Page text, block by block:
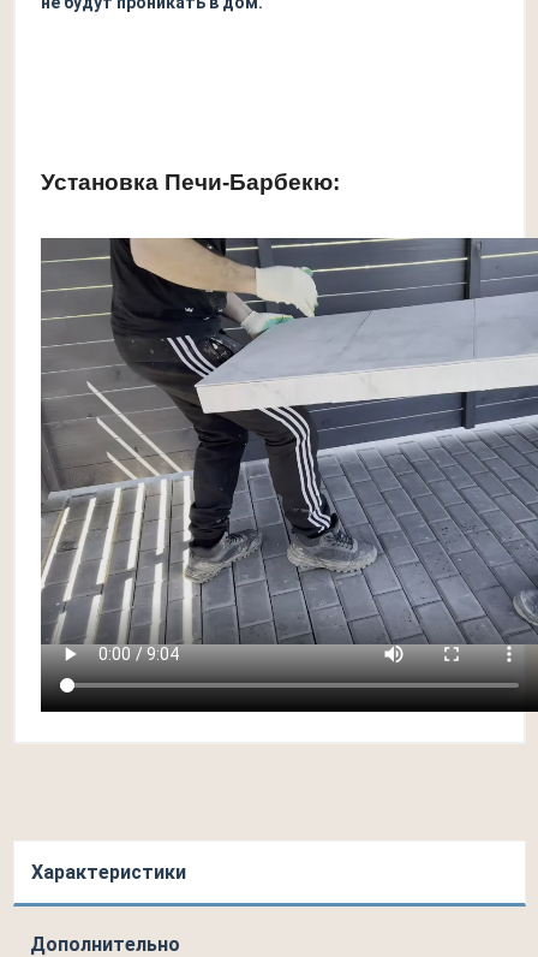
Установка Печи-Барбекю:
Характеристики
Дополнительно